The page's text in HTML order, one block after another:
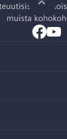
muista